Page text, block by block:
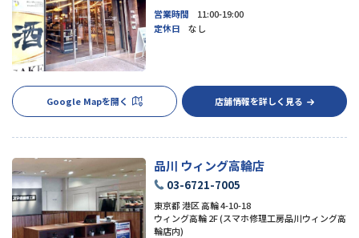
営業時間
11:00-19:00
定休日
なし
Google Mapを開く 店舗情報を詳しく見る
品川 ウィング高輪店
03-6721-7005
東京都 港区 高輪 4-10-18
ウィング高輪 2F (スマホ修理工房品川ウィング高
輪店内)